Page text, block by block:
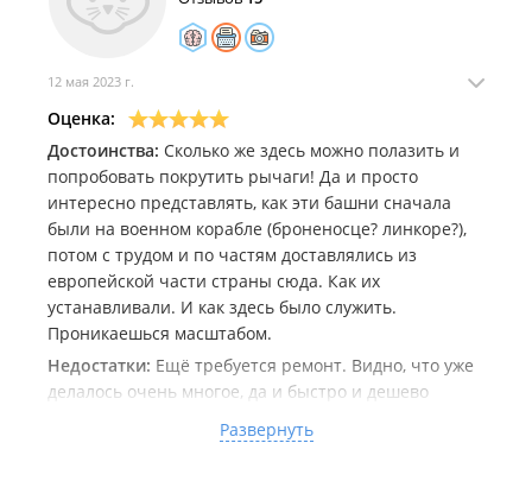
12 мая 2023 г.
Оценка:
Достоинства: Сколько же здесь можно полазить и
попробовать покрутить рычаги! Да и просто
интересно представлять, как эти башни сначала
были на военном корабле (броненосце? линкоре?),
потом с трудом и по частям доставлялись из
европейской части страны сюда. Как их
устанавливали. И как здесь было служить.
Проникаешься масштабом.
Недостатки: Ещё требуется ремонт. Видно, что уже
делалось очень многое, да и быстро и дешево
возможно. И замечательно, что батарея вообще
Развернуть